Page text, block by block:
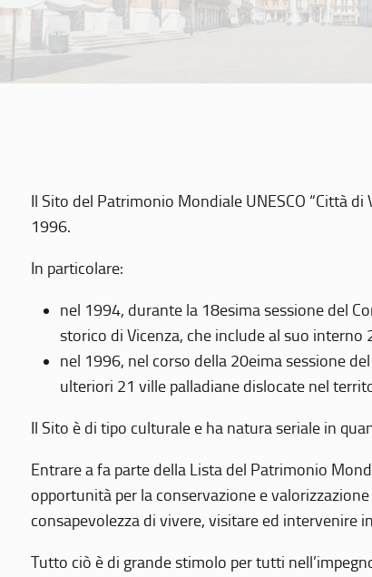
Il Sito del Patrimonio Mondiale UNESCO “Città
1996.
In particolare:
nel 1994, durante la 18esima sessione del
storico di Vicenza, che include al suo interno
nel 1996, nel corso della 20eima sessione
ulteriori 21 ville palladiane dislocate nel
Il Sito è di tipo culturale e ha natura seriale in
Entrare a fa parte della Lista del Patrimonio
opportunità per la conservazione e
consapevolezza di vivere, visitare ed
Tutto ciò è di grande stimolo per tutti